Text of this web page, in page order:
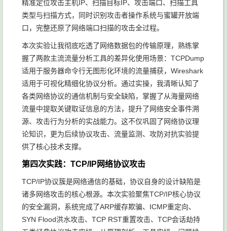
精准定位攻击主机IP、扫描目标IP、攻击端口、扫描工具
类型与扫描方式，同时识别攻击者操作系统与蜜罐开放端
口，完整还原了网络端口扫描的攻击全过程。
本次实验让我彻底吃透了网络数据包的传输原理，熟练掌
握了两款主流流量分析工具的差异化使用场景：TCPDump
适用于服务器命令行无图形化环境的流量捕获，Wireshark
适用于可视化精细化协议分析。通过实操，我清晰认知了
各类网络协议的通信机制与安全缺陷，掌握了从海量网络
流量中提取关键取证信息的方法，提升了网络安全事件溯
源、攻击行为分析的实战能力。这不仅巩固了网络协议理
论知识，更为后续协议攻击、流量监测、攻防对抗实验提
供了核心技术支撑。
第四次实践：TCP/IP网络协议攻击
TCP/IP协议簇是网络通信的基础，协议自身的设计缺陷是
诸多网络攻击的核心根源。本次实验聚焦TCP/IP核心协议
的安全漏洞，系统完成了ARP缓存欺骗、ICMP重定向、
SYN Flood洪水攻击、TCP RST重置攻击、TCP会话劫持